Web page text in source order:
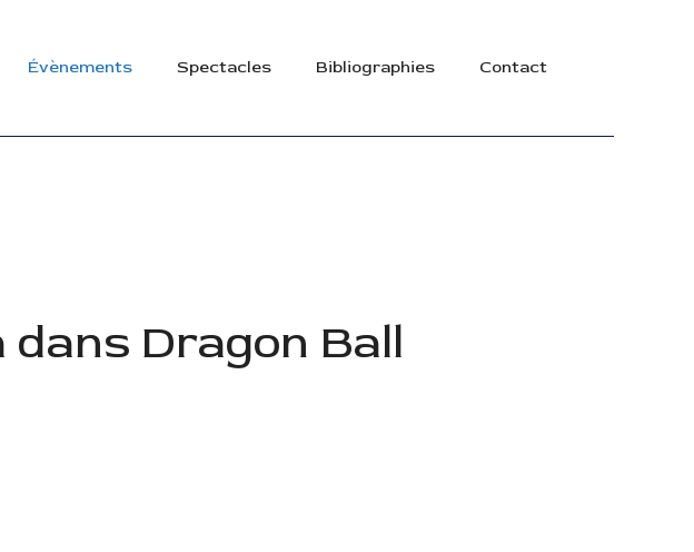
Évènements Spectacles Bibliographies Contact
dans Dragon Ball